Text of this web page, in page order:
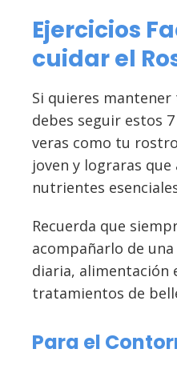
Ejercicios
cuidar el
Si quieres
debes seguir estos
veras como tu
joven y lograras
nutrientes
Recuerda que
acompañarlo de
diaria, alimentación
tratamientos de
Para el